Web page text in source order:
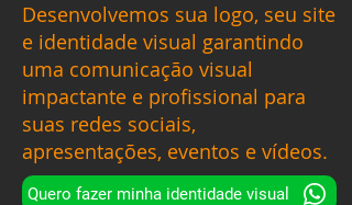
Desenvolvemos sua logo, seu site
e identidade visual garantindo
uma comunicação visual
impactante e profissional para
suas redes sociais,
apresentações, eventos e vídeos.
Quero fazer minha identidade visual